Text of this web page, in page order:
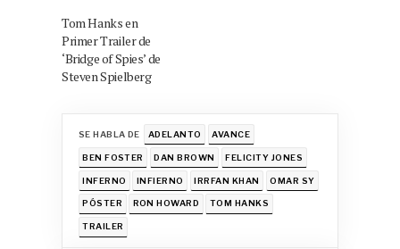
Tom Hanks en
Primer Trailer de
‘Bridge of Spies’ de
Steven Spielberg
SE HABLA DE ADELANTO AVANCE
BEN FOSTER DAN BROWN FELICITY JONES
INFERNO INFIERNO IRRFAN KHAN OMAR SY
PÓSTER RON HOWARD TOM HANKS
TRAILER